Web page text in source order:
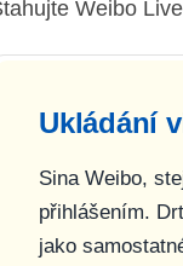
Weibo
Ukládání
Sina Weibo,
přihlášením.
jako